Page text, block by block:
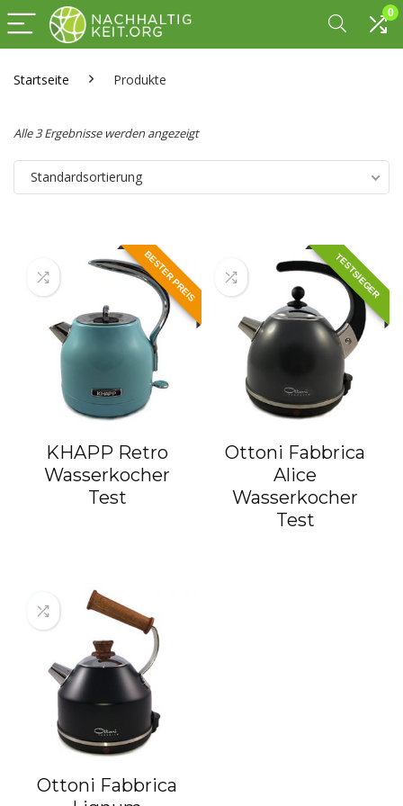
0
Startseite Produkte
Alle 3 Ergebnisse werden angezeigt
Standardsortierung
BESTER PREIS
KHAPP Retro
Wasserkocher
Test
TESTSIEGER
Ottoni Fabbrica
Alice
Wasserkocher
Test
Ottoni Fabbrica